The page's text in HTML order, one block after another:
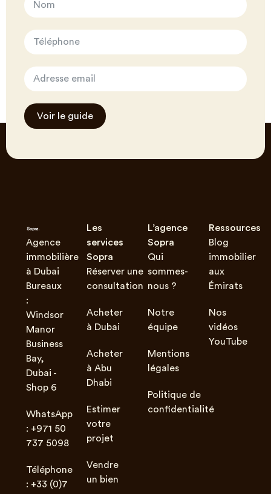
Voir le guide
Agence
immobilière
à Dubai
Bureaux
:
Windsor
Manor
Business
Bay,
Dubai -
Shop 6
WhatsApp
: +971 50
737 5098
Téléphone
: +33 (0)7
Les
services
Sopra
Réserver une
consultation
Acheter
à Dubai
Acheter
à Abu
Dhabi
Estimer
votre
projet
Vendre
un bien
L’agence
Sopra
Qui
sommes-
nous ?
Notre
équipe
Mentions
légales
Politique de
confidentialité
Ressources
Blog
immobilier
aux
Émirats
Nos
vidéos
YouTube